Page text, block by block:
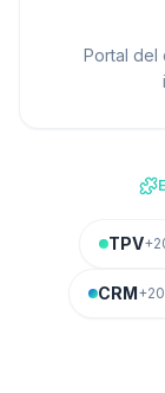
Portal del
TPV
CRM